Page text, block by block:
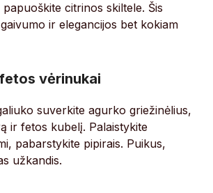
citrinos skiltele. Šis
ir elegancijos bet kokiam
vėrinukai
suverkite agurko griežinėlius,
ir fetos kubelį. Palaistykite
pabarstykite pipirais. Puikus,
užkandis.